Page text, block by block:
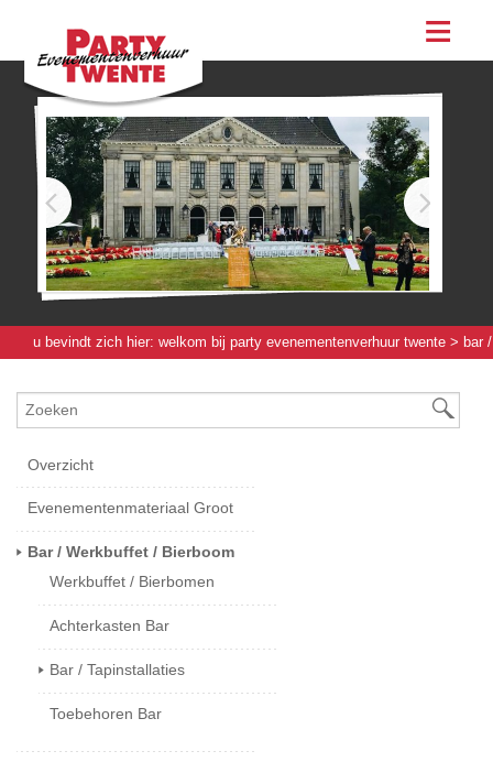
assortiment
evenementen
feesten
bestellen
contact
u bevindt zich hier: welkom bij party evenementenverhuur twente > bar /
[m]
Overzicht
Evenementenmateriaal Groot
Bar / Werkbuffet / Bierboom
Werkbuffet / Bierbomen
Achterkasten Bar
Bar / Tapinstallaties
Toebehoren Bar